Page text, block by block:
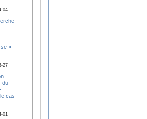
04
»
27
du
cas
01